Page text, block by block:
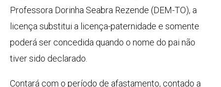
Professora Dorinha Seabra Rezende (DEM-TO), a
licença substitui a licença-paternidade e somente
poderá ser concedida quando o nome do pai não
tiver sido declarado.
Contará com o período de afastamento, contado a